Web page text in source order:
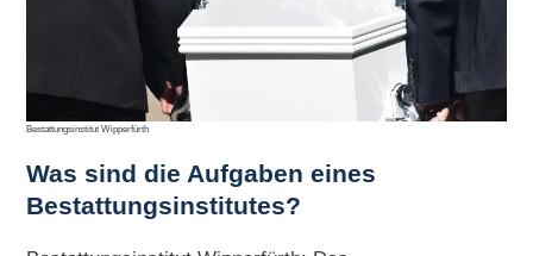
Bestattungsinstitut Wipperfürth
Was sind die Aufgaben eines
Bestattungsinstitutes?